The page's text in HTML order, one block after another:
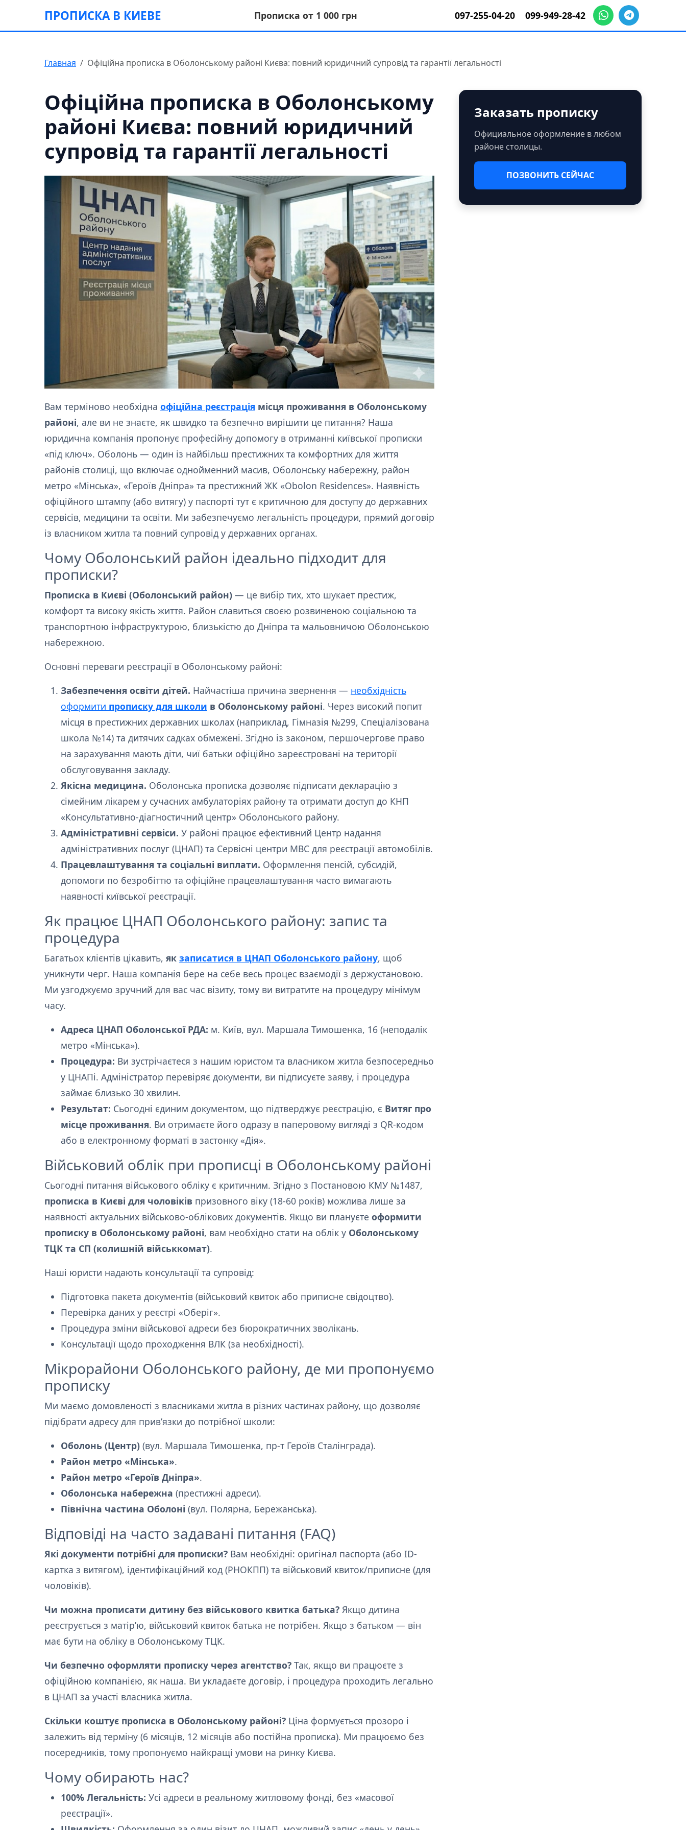
ПРОПИСКА В КИЕВЕ Прописка от 1 000 грн 097-255-04-20 099-949-28-42
Главная Офіційна прописка в Оболонському районі Києва: повний юридичний супровід та гарантії легальності
Офіційна прописка в Оболонському
районі Києва: повний юридичний
супровід та гарантії легальності
Вам терміново необхідна офіційна реєстрація місця проживання в Оболонському
районі, але ви не знаєте, як швидко та безпечно вирішити це питання? Наша
юридична компанія пропонує професійну допомогу в отриманні київської прописки
«під ключ». Оболонь — один із найбільш престижних та комфортних для життя
районів столиці, що включає однойменний масив, Оболонську набережну, район
метро «Мінська», «Героїв Дніпра» та престижний ЖК «Obolon Residences». Наявність
офіційного штампу (або витягу) у паспорті тут є критичною для доступу до державних
сервісів, медицини та освіти. Ми забезпечуємо легальність процедури, прямий договір
із власником житла та повний супровід у державних органах.
Чому Оболонський район ідеально підходит для
прописки?
Прописка в Києві (Оболонський район) — це вибір тих, хто шукает престиж,
комфорт та високу якість життя. Район славиться своєю розвиненою соціальною та
транспортною інфраструктурою, близькістю до Дніпра та мальовничою Оболонською
набережною.
Основні переваги реєстрації в Оболонському районі:
Забезпечення освіти дітей. Найчастіша причина звернення — необхідність
оформити прописку для школи в Оболонському районі. Через високий попит
місця в престижних державних школах (наприклад, Гімназія №299, Спеціалізована
школа №14) та дитячих садках обмежені. Згідно із законом, першочергове право
на зарахування мають діти, чиї батьки офіційно зареєстровані на території
обслуговування закладу.
Якісна медицина. Оболонська прописка дозволяє підписати декларацію з
сімейним лікарем у сучасних амбулаторіях району та отримати доступ до КНП
«Консультативно-діагностичний центр» Оболонського району.
Адміністративні сервіси. У районі працює ефективний Центр надання
адміністративних послуг (ЦНАП) та Сервісні центри МВС для реєстрації автомобілів.
Працевлаштування та соціальні виплати. Оформлення пенсій, субсидій,
допомоги по безробіттю та офіційне працевлаштування часто вимагають
наявності київської реєстрації.
Як працює ЦНАП Оболонського району: запис та
процедура
Багатьох клієнтів цікавить, як записатися в ЦНАП Оболонського району, щоб
уникнути черг. Наша компанія бере на себе весь процес взаємодії з держустановою.
Ми узгоджуємо зручний для вас час візиту, тому ви витратите на процедуру мінімум
часу.
Адреса ЦНАП Оболонської РДА: м. Київ, вул. Маршала Тимошенка, 16 (неподалік
метро «Мінська»).
Процедура: Ви зустрічаєтеся з нашим юристом та власником житла безпосередньо
у ЦНАПі. Адміністратор перевіряє документи, ви підписуєте заяву, і процедура
займає близько 30 хвилин.
Результат: Сьогодні єдиним документом, що підтверджує реєстрацію, є Витяг про
місце проживання. Ви отримаєте його одразу в паперовому вигляді з QR-кодом
або в електронному форматі в застонку «Дія».
Військовий облік при прописці в Оболонському районі
Сьогодні питання військового обліку є критичним. Згідно з Постановою КМУ №1487,
прописка в Києві для чоловіків призовного віку (18-60 років) можлива лише за
наявності актуальних військово-облікових документів. Якщо ви плануєте оформити
прописку в Оболонському районі, вам необхідно стати на облік у Оболонському
ТЦК та СП (колишній військкомат).
Наші юристи надають консультації та супровід:
Підготовка пакета документів (військовий квиток або приписне свідоцтво).
Перевірка даних у реєстрі «Оберіг».
Процедура зміни військової адреси без бюрократичних зволікань.
Консультації щодо проходження ВЛК (за необхідності).
Мікрорайони Оболонського району, де ми пропонуємо
прописку
Ми маємо домовленості з власниками житла в різних частинах району, що дозволяє
підібрати адресу для прив’язки до потрібної школи:
Оболонь (Центр) (вул. Маршала Тимошенка, пр-т Героїв Сталінграда).
Район метро «Мінська».
Район метро «Героїв Дніпра».
Оболонська набережна (престижні адреси).
Північна частина Оболоні (вул. Полярна, Бережанська).
Відповіді на часто задавані питання (FAQ)
Які документи потрібні для прописки? Вам необхідні: оригінал паспорта (або ID-
картка з витягом), ідентифікаційний код (РНОКПП) та військовий квиток/приписне (для
чоловіків).
Чи можна прописати дитину без військового квитка батька? Якщо дитина
реєструється з матір’ю, військовий квиток батька не потрібен. Якщо з батьком — він
має бути на обліку в Оболонському ТЦК.
Чи безпечно оформляти прописку через агентство? Так, якщо ви працюєте з
офіційною компанією, як наша. Ви укладаєте договір, і процедура проходить легально
в ЦНАП за участі власника житла.
Скільки коштує прописка в Оболонському районі? Ціна формується прозоро і
залежить від терміну (6 місяців, 12 місяців або постійна прописка). Ми працюємо без
посередників, тому пропонуємо найкращі умови на ринку Києва.
Чому обирають нас?
100% Легальність: Усі адреси в реальному житловому фонді, без «масової
реєстрації».
Заказать прописку
Официальное оформление в любом
районе столицы.
ПОЗВОНИТЬ СЕЙЧАС